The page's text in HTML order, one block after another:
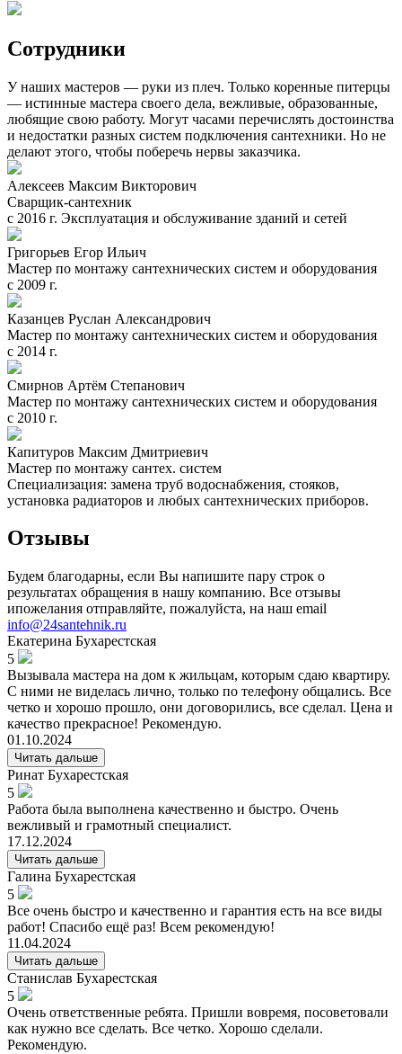
Сотрудники
У наших мастеров — руки из плеч. Только коренные питерцы
— истинные мастера своего дела, вежливые, образованные,
любящие свою работу. Могут часами перечислять достоинства
и недостатки разных систем подключения сантехники. Но не
делают этого, чтобы поберечь нервы заказчика.
Алексеев Максим Викторович
Сварщик-сантехник
с 2016 г. Эксплуатация и обслуживание зданий и сетей
Григорьев Егор Ильич
Мастер по монтажу сантехнических систем и оборудования
с 2009 г.
Казанцев Руслан Александрович
Мастер по монтажу сантехнических систем и оборудования
с 2014 г.
Смирнов Артём Степанович
Мастер по монтажу сантехнических систем и оборудования
с 2010 г.
Капитуров Максим Дмитриевич
Мастер по монтажу сантех. систем
Специализация: замена труб водоснабжения, стояков,
установка радиаторов и любых сантехнических приборов.
Отзывы
Будем благодарны, если Вы напишите пару строк о
результатах обращения в нашу компанию. Все отзывы
ипожелания отправляйте, пожалуйста, на наш email
info@24santehnik.ru
Екатерина Бухарестская
5
Вызывала мастера на дом к жильцам, которым сдаю квартиру.
С ними не виделась лично, только по телефону общались. Все
четко и хорошо прошло, они договорились, все сделал. Цена и
качество прекрасное! Рекомендую.
01.10.2024
Читать дальше
Ринат Бухарестская
5
Работа была выполнена качественно и быстро. Очень
вежливый и грамотный специалист.
17.12.2024
Читать дальше
Галина Бухарестская
5
Все очень быстро и качественно и гарантия есть на все виды
работ! Спасибо ещё раз! Всем рекомендую!
11.04.2024
Читать дальше
Станислав Бухарестская
5
Очень ответственные ребята. Пришли вовремя, посоветовали
как нужно все сделать. Все четко. Хорошо сделали.
Рекомендую.